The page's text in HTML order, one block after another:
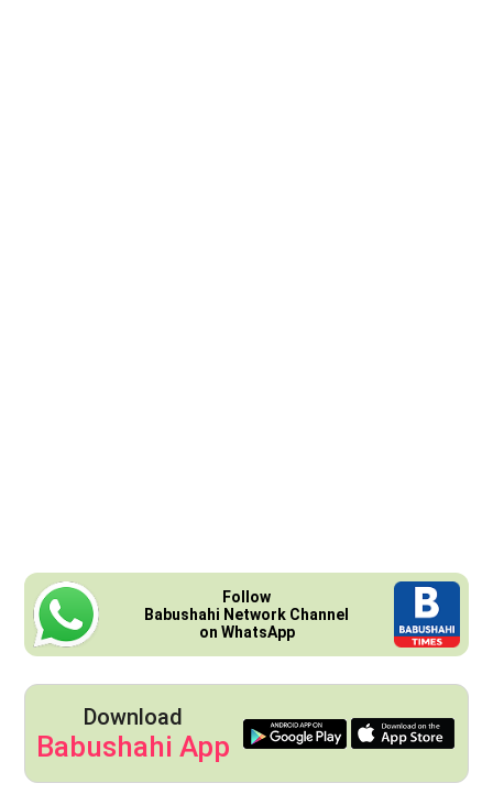
Follow
Babushahi Network Channel
on WhatsApp
Download
Babushahi App